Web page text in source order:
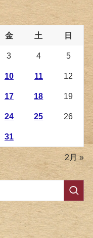
金 土 日
3 4 5
10 11 12
17 18 19
24 25 26
31
2月 »